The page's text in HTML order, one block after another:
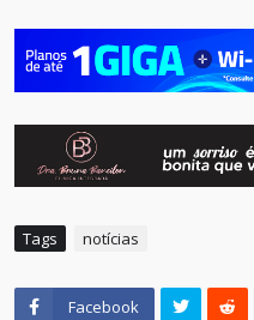
Tags notícias
Facebook